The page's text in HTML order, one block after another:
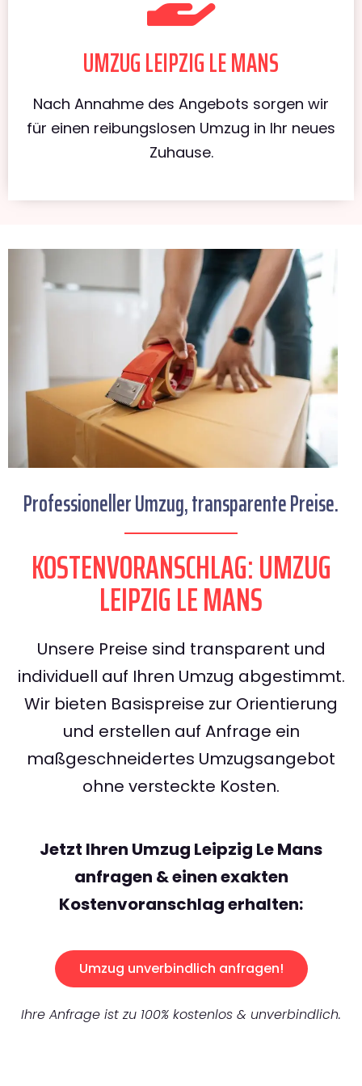
UMZUG LEIPZIG LE MANS
Nach Annahme des Angebots sorgen wir
für einen reibungslosen Umzug in Ihr neues
Zuhause.
Professioneller Umzug, transparente Preise.
KOSTENVORANSCHLAG: UMZUG
LEIPZIG LE MANS
Unsere Preise sind transparent und
individuell auf Ihren Umzug abgestimmt.
Wir bieten Basispreise zur Orientierung
und erstellen auf Anfrage ein
maßgeschneidertes Umzugsangebot
ohne versteckte Kosten.
Jetzt Ihren Umzug Leipzig Le Mans
anfragen & einen exakten
Kostenvoranschlag erhalten:
Umzug unverbindlich anfragen!
Ihre Anfrage ist zu 100% kostenlos & unverbindlich.